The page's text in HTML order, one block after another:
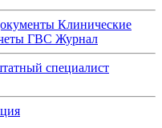
Клинические
ГВС Журнал
специалист